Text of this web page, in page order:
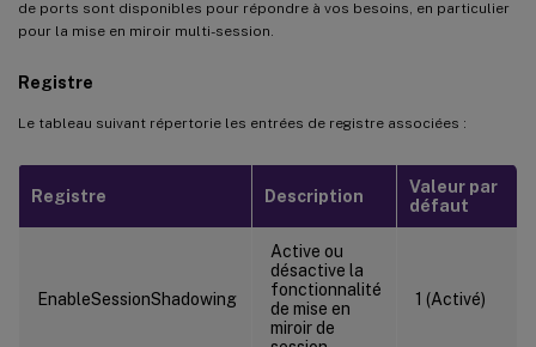
de ports sont disponibles pour répondre à vos besoins, en particulier
pour la mise en miroir multi-session.
Registre
Le tableau suivant répertorie les entrées de registre associées :
Registre Description
Valeur par
défaut
EnableSessionShadowing
Active ou
désactive la
fonctionnalité
de mise en
miroir de
1 (Activé)